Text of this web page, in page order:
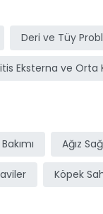
Deri ve Tüy
Eksterna ve Orta
Ağız
Köpek